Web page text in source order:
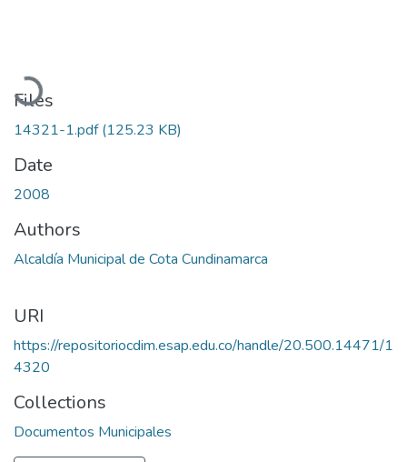
Loading...
Files
14321-1.pdf(125.23 KB)
Date
2008
Authors
Alcaldía Municipal de Cota Cundinamarca
URI
https://repositoriocdim.esap.edu.co/handle/20.500.14471/1
4320
Collections
Documentos Municipales